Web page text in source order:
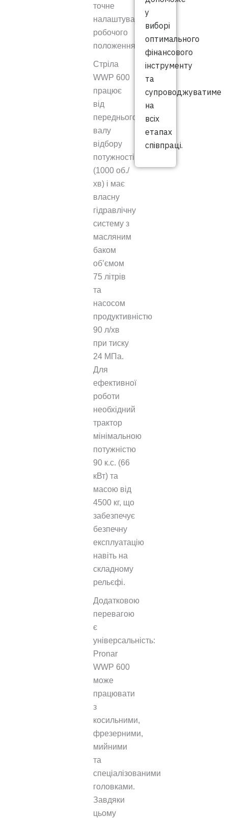
точне
налаштування
робочого
положення.
Стріла
WWP 600
працює
від
переднього
валу
відбору
потужності
(1000 об./
хв) і має
власну
гідравлічну
систему з
масляним
баком
об’ємом
75 літрів
та
насосом
продуктивністю
90 л/хв
при тиску
24 МПа.
Для
ефективної
роботи
необхідний
трактор
мінімальною
потужністю
90 к.с. (66
кВт) та
масою від
4500 кг, що
забезпечує
безпечну
експлуатацію
навіть на
складному
рельєфі.
Додатковою
перевагою
є
універсальність:
Pronar
WWP 600
може
працювати
з
косильними,
фрезерними,
мийними
та
спеціалізованими
головками.
Завдяки
цьому
у
виборі
оптимального
фінансового
інструменту
та
супроводжуватиме
на
всіх
етапах
співпраці.